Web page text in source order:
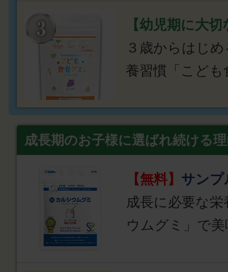
【幼児期に大
３歳からはじ
養習慣「こども
成長期のお子様に選ばれ続ける
【無料】 サンプ
成長に必要な
ウムグミ」で